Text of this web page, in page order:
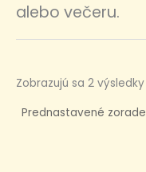
alebo večeru.
Zobrazujú sa 2 výsledky